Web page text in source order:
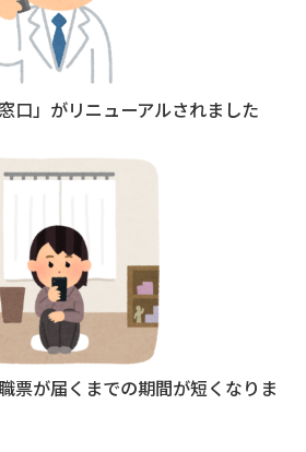
口」がリニューアルされました
票が届くまでの期間が短くなりま